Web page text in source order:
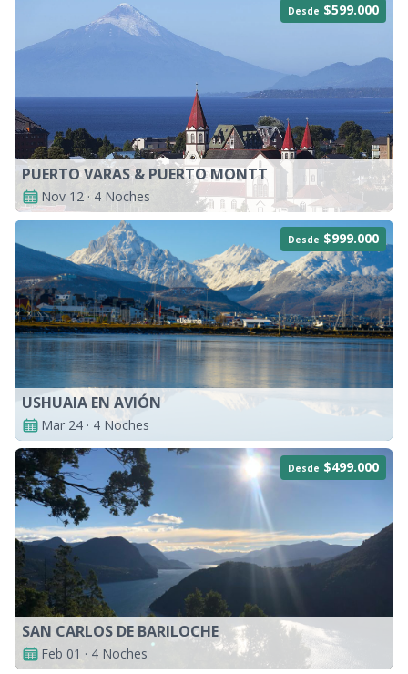
Desde $599.000
PUERTO VARAS & PUERTO MONTT
Nov 12 · 4 Noches
Desde $999.000
USHUAIA EN AVIÓN
Mar 24 · 4 Noches
Desde $499.000
SAN CARLOS DE BARILOCHE
Feb 01 · 4 Noches